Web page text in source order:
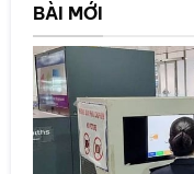
BÀI MỚI